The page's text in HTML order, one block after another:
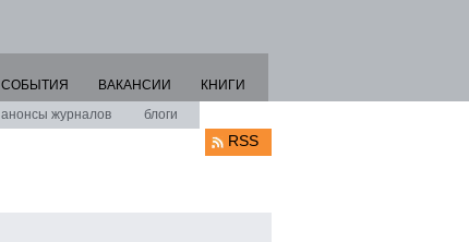
анонсы журналов блоги
СОБЫТИЯ ВАКАНСИИ КНИГИ
RSS